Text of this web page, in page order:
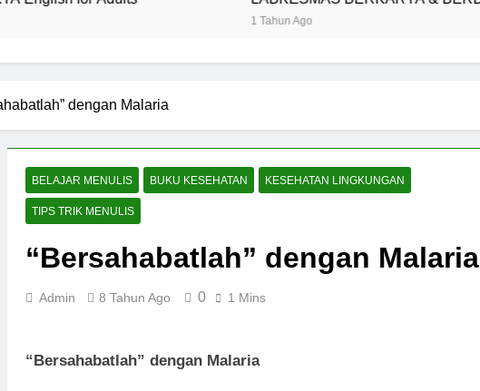
dengan Malaria
BELAJAR MENULIS BUKU KESEHATAN KESEHATAN LINGKUNGAN
TIPS TRIK MENULIS
“Bersahabatlah” dengan Malaria
Admin 8 Tahun Ago 0 1 Mins
“Bersahabatlah” dengan Malaria